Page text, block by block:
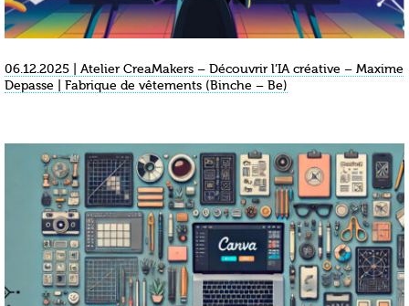
06.12.2025 | Atelier CreaMakers – Découvrir l’IA créative – Maxime
Depasse | Fabrique de vêtements (Binche – Be)